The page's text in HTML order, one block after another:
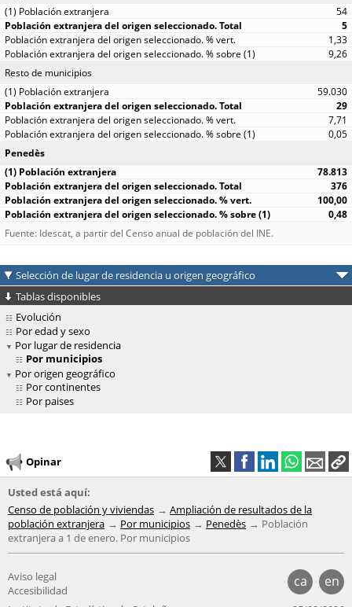
54
5
1,33
9,26
Resto de municipios
59.030
29
7,71
0,05
Penedès
78.813
376
100,00
0,48
Fuente: Idescat, a partir del Censo anual de población del INE.
Selección de lugar de residencia u origen geográfico
Tablas disponibles
Evolución
Por edad y sexo
Por lugar de residencia
Por municipios
Por origen geográfico
Por continentes
Por paises
Opinar
Usted está aquí:
Censo de población y viviendas
Ampliación de resultados de la
población extranjera
Por municipios Penedès
Población
extranjera a 1 de enero. Por municipios
ca en
Aviso legal
Accesibilidad